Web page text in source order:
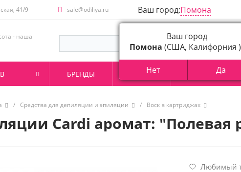
41/9 sale@odiliya.ru Ваш город:Помона
- наша
БРЕНДЫ АКЦИИ О КОМПАНИИ
/ Средства для депиляции и эпиляции / Воск в картриджах
Cardi аромат:
Любимый
Ваш город
Помона (США, Калифорния
Нет Да